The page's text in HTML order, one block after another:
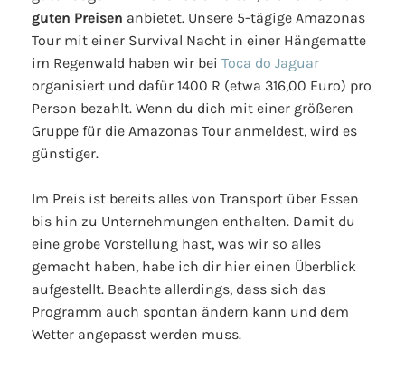
guten Preisen anbietet. Unsere 5-tägige Amazonas
Tour mit einer Survival Nacht in einer Hängematte
im Regenwald haben wir bei Toca do Jaguar
organisiert und dafür 1400 R (etwa 316,00 Euro) pro
Person bezahlt. Wenn du dich mit einer größeren
Gruppe für die Amazonas Tour anmeldest, wird es
günstiger.
Im Preis ist bereits alles von Transport über Essen
bis hin zu Unternehmungen enthalten. Damit du
eine grobe Vorstellung hast, was wir so alles
gemacht haben, habe ich dir hier einen Überblick
aufgestellt. Beachte allerdings, dass sich das
Programm auch spontan ändern kann und dem
Wetter angepasst werden muss.